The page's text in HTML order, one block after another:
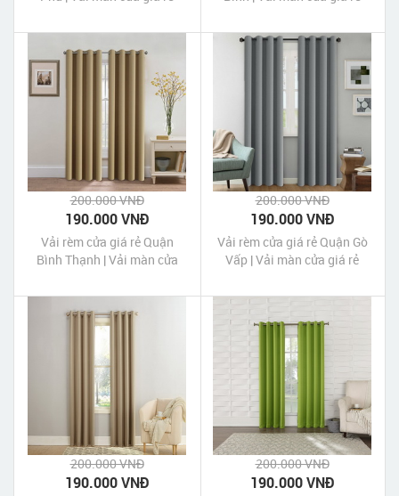
200.000 VNĐ
190.000 VNĐ
Vải rèm cửa giá rẻ Quận
Bình Thạnh | Vải màn cửa
200.000 VNĐ
190.000 VNĐ
Vải rèm cửa giá rẻ Quận Gò
Vấp | Vải màn cửa giá rẻ
200.000 VNĐ
190.000 VNĐ
200.000 VNĐ
190.000 VNĐ